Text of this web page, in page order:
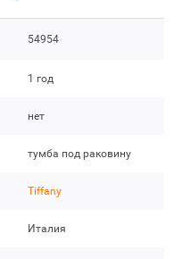
54954
1 год
нет
тумба под раковину
Tiffany
Италия